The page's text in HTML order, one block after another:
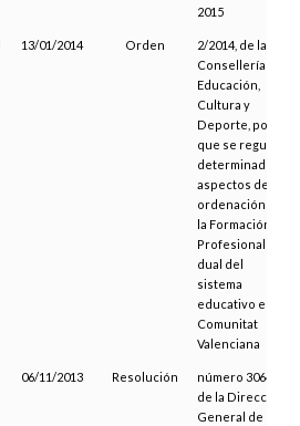
2015
13/01/2014 Orden
2/2014, de la
Consellería de
Educación,
Cultura y
Deporte, por la
que se regulan
determinados
aspectos de la
ordenación de
la Formación
Profesional
dual del
sistema
educativo en la
Comunitat
Valenciana
06/11/2013 Resolución
número 3064,
de la Dirección
General de